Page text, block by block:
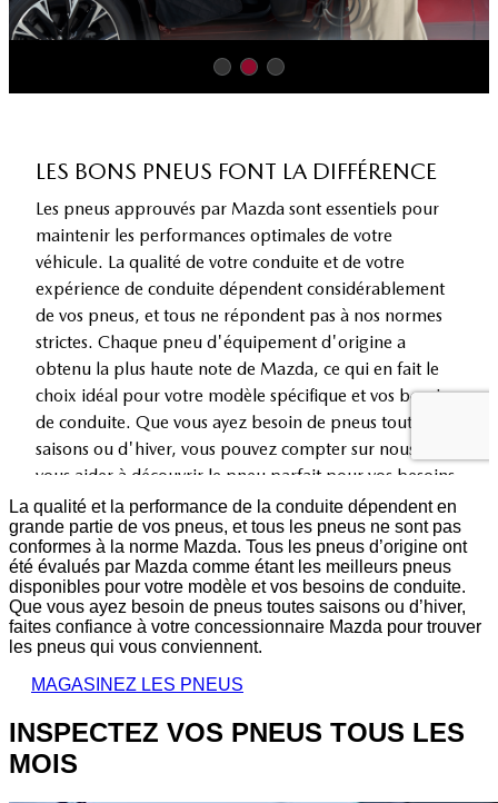
La qualité et la performance de la conduite dépendent en
grande partie de vos pneus, et tous les pneus ne sont pas
conformes à la norme Mazda. Tous les pneus d’origine ont
été évalués par Mazda comme étant les meilleurs pneus
disponibles pour votre modèle et vos besoins de conduite.
Que vous ayez besoin de pneus toutes saisons ou d’hiver,
faites confiance à votre concessionnaire Mazda pour trouver
les pneus qui vous conviennent.
MAGASINEZ LES PNEUS
INSPECTEZ VOS PNEUS TOUS LES
MOIS